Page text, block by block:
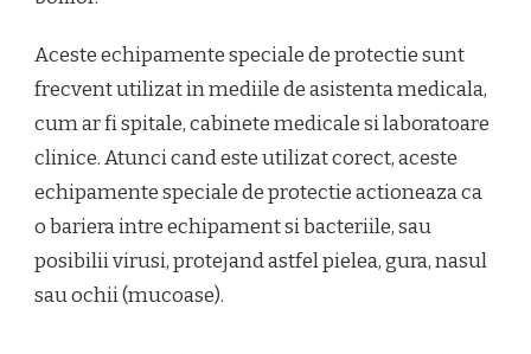
Aceste echipamente speciale de protectie sunt
frecvent utilizat in mediile de asistenta medicala,
cum ar fi spitale, cabinete medicale si laboratoare
clinice. Atunci cand este utilizat corect, aceste
echipamente speciale de protectie actioneaza ca
o bariera intre echipament si bacteriile, sau
posibilii virusi, protejand astfel pielea, gura, nasul
sau ochii (mucoase).